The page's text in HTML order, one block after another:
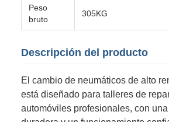
Peso
bruto
305KG
Descripción del producto
El cambio de neumáticos de alto
está diseñado para talleres de
automóviles profesionales, con